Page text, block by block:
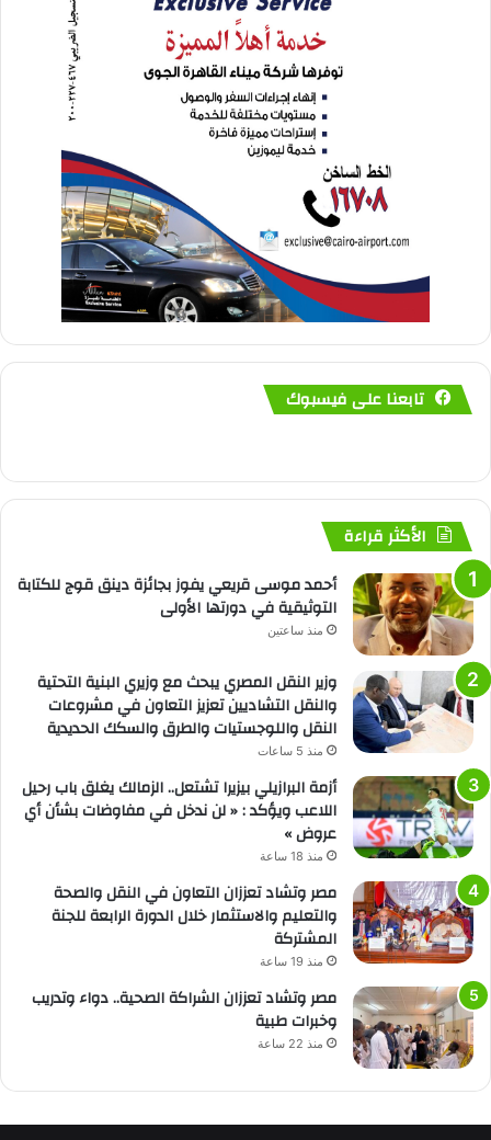
تابعنا على فيسبوك
الأكثر قراءة
أحمد موسى قريعي يفوز بجائزة دينق قوج للكتابة
التوثيقية في دورتها الأولى
منذ ساعتين
وزير النقل المصري يبحث مع وزيري البنية التحتية
والنقل التشاديين تعزيز التعاون في مشروعات
النقل واللوجستيات والطرق والسكك الحديدية
منذ 5 ساعات
أزمة البرازيلي بيزيرا تشتعل.. الزمالك يغلق باب رحيل
اللاعب ويؤكد : « لن ندخل في مفاوضات بشأن أي
عروض »
منذ 18 ساعة
مصر وتشاد تعززان التعاون في النقل والصحة
والتعليم والاستثمار خلال الدورة الرابعة للجنة
المشتركة
منذ 19 ساعة
مصر وتشاد تعززان الشراكة الصحية.. دواء وتدريب
وخبرات طبية
منذ 22 ساعة